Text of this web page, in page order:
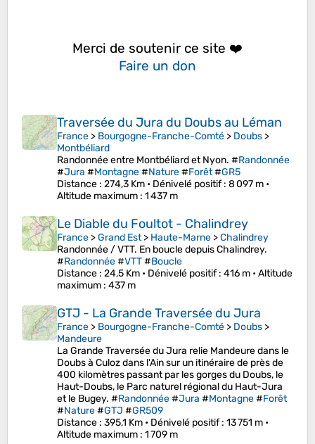
Merci de soutenir ce site ❤️
Faire un don
Traversée du Jura du Doubs au Léman
France > Bourgogne-Franche-Comté > Doubs >
Montbéliard
Randonnée entre Montbéliard et Nyon. #Randonnée
#Jura #Montagne#Nature#Forêt#GR5
Distance : 274,3 Km • Dénivelé positif: 8 097 m •
Altitude maximum : 1 437 m
Le Diable du Foultot - Chalindrey
France >Grand Est> Haute-Marne >Chalindrey
Randonnée / VTT. En boucle depuis Chalindrey.
#Randonnée#VTT#Boucle
Distance : 24,5 Km • Dénivelé positif: 416 m •Altitude
maximum : 437 m
GTJ - La Grande Traversée du Jura
France > Bourgogne-Franche-Comté > Doubs >
Mandeure
La Grande Traversée du Jura relie Mandeure dans le
Doubs à Culoz dans l'Ain sur un itinéraire de près de
400 kilomètres passant par les gorges du Doubs, le
Haut-Doubs, le Parc naturel régional du Haut-Jura
et le Bugey. #Randonnée#Jura #Montagne#Forêt
#Nature#GTJ #GR509
Distance : 395,1 Km • Dénivelé positif: 13 751 m •
Altitude maximum : 1 709 m